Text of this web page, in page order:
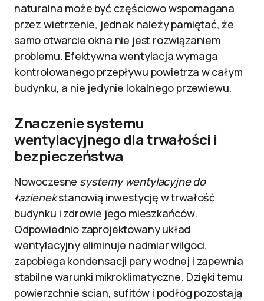
naturalna może być częściowo wspomagana
przez wietrzenie, jednak należy pamiętać, że
samo otwarcie okna nie jest rozwiązaniem
problemu. Efektywna wentylacja wymaga
kontrolowanego przepływu powietrza w całym
budynku, a nie jedynie lokalnego przewiewu.
Znaczenie systemu
wentylacyjnego dla trwałości i
bezpieczeństwa
Nowoczesne systemy wentylacyjne do
łazienekstanowią inwestycję w trwałość
budynku i zdrowie jego mieszkańców.
Odpowiednio zaprojektowany układ
wentylacyjny eliminuje nadmiar wilgoci,
zapobiega kondensacji pary wodnej i zapewnia
stabilne warunki mikroklimatyczne. Dzięki temu
powierzchnie ścian, sufitów i podłóg pozostają